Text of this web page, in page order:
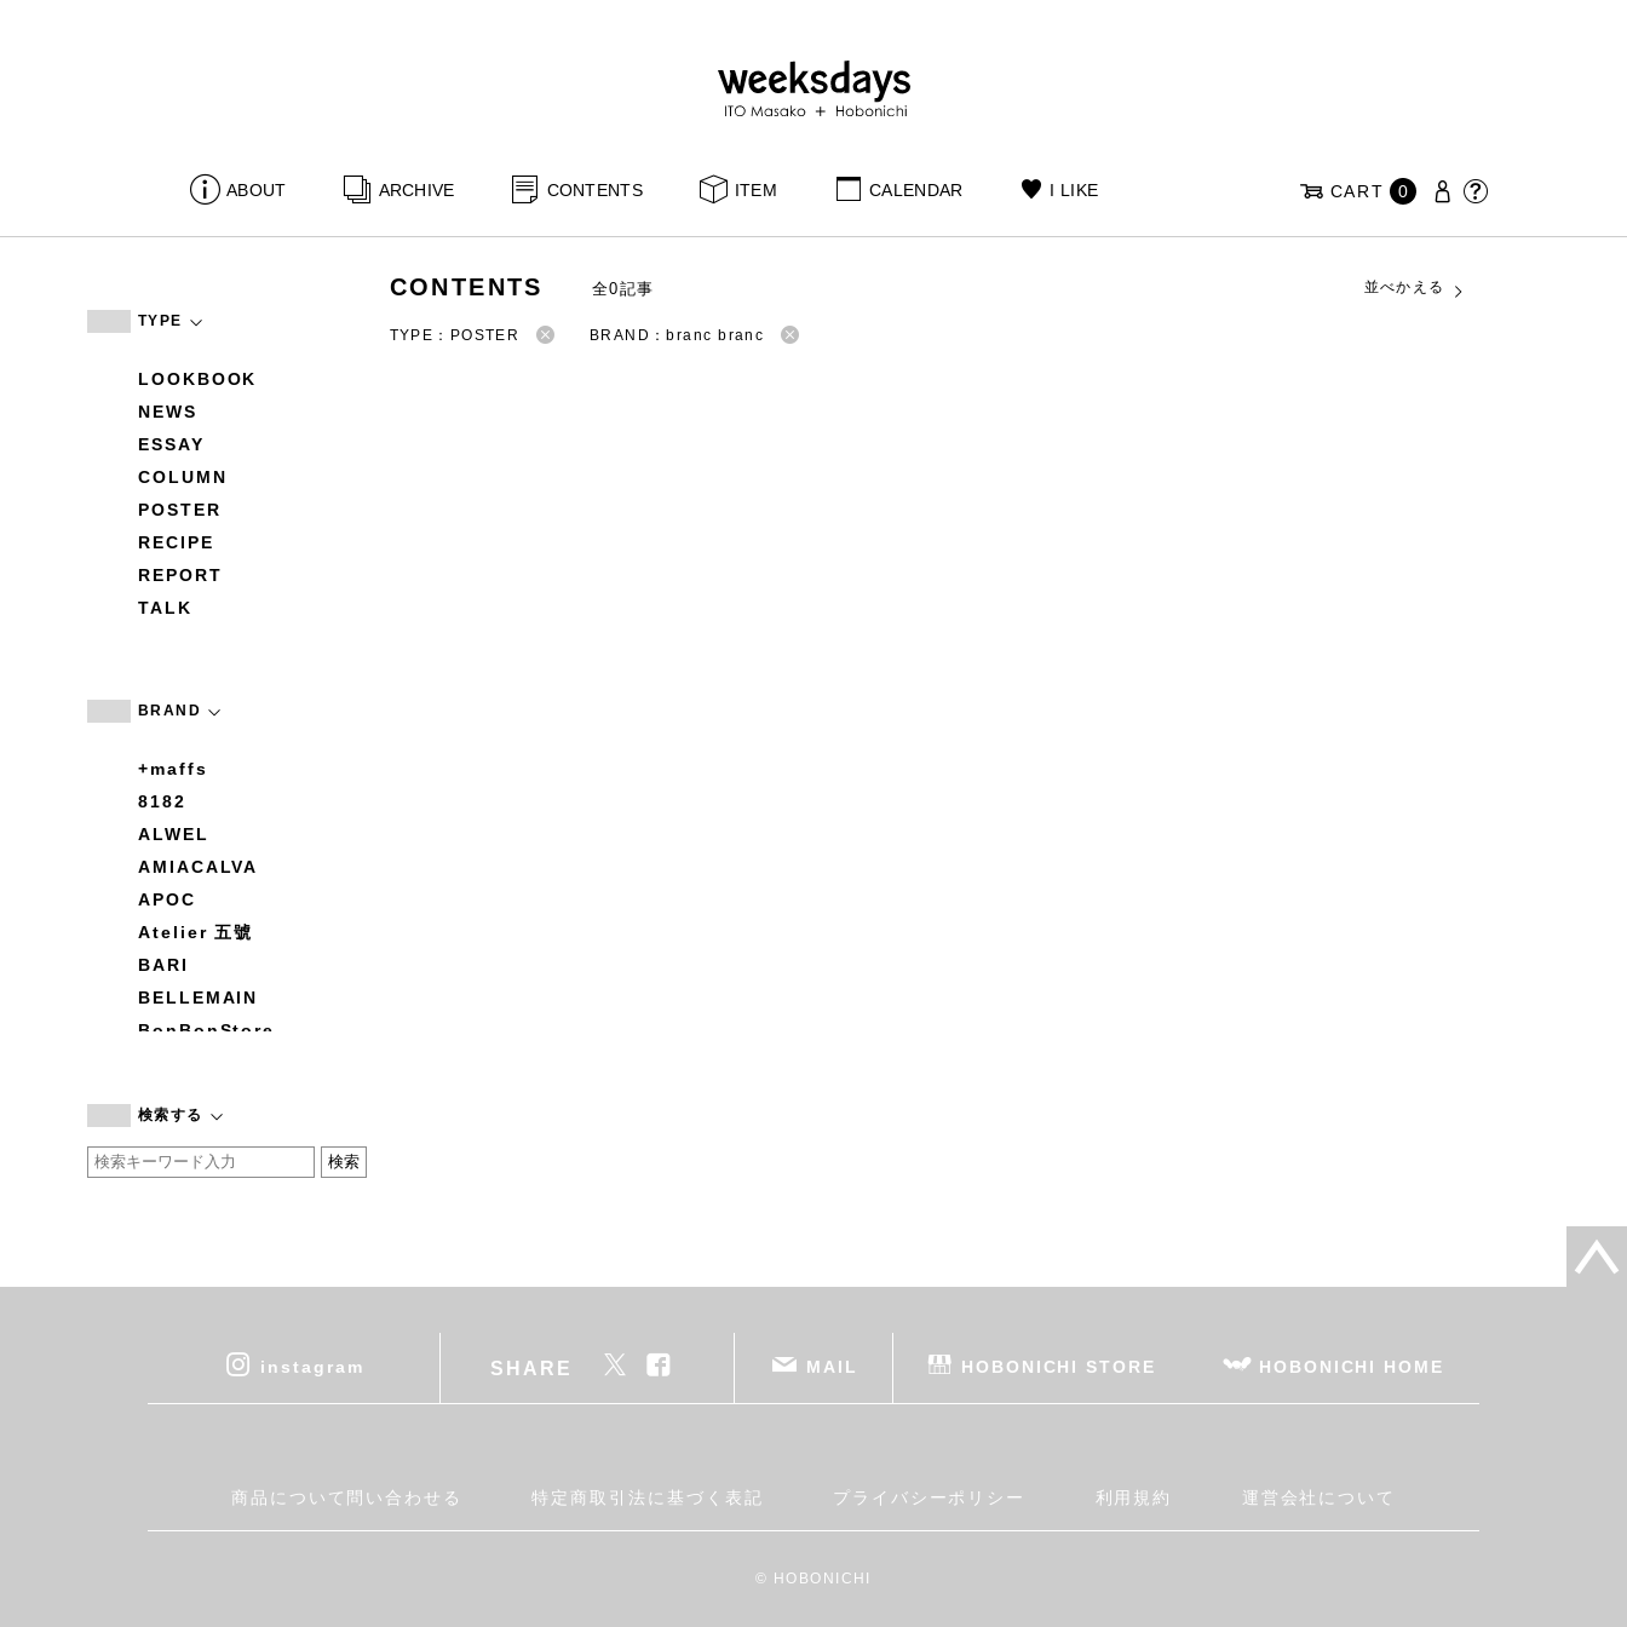
ABOUT ARCHIVE CONTENTS ITEM CALENDAR I LIKE CART 0
TYPE
LOOKBOOK
NEWS
ESSAY
COLUMN
POSTER
RECIPE
REPORT
TALK
BRAND
+maffs
8182
ALWEL
AMIACALVA
APOC
Atelier 五號
BARI
BELLEMAIN
BonBonStore
by basics
CATWORTH
cohan
DEAN & DELUCA
Fatima Morocco
検索する
CONTENTS 全0記事 並べかえる
TYPE：POSTER BRAND：branc branc
instagram SHARE MAIL HOBONICHI STORE HOBONICHI HOME
商品について問い合わせる 特定商取引法に基づく表記 プライバシーポリシー 利用規約 運営会社について
© HOBONICHI